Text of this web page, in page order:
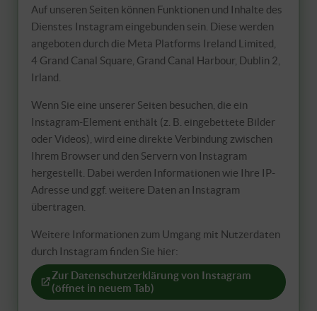
Auf unseren Seiten können Funktionen und Inhalte des
Dienstes Instagram eingebunden sein. Diese werden
angeboten durch die Meta Platforms Ireland Limited,
4 Grand Canal Square, Grand Canal Harbour, Dublin 2,
Irland.
Wenn Sie eine unserer Seiten besuchen, die ein
Instagram-Element enthält (z. B. eingebettete Bilder
oder Videos), wird eine direkte Verbindung zwischen
Ihrem Browser und den Servern von Instagram
hergestellt. Dabei werden Informationen wie Ihre IP-
Adresse und ggf. weitere Daten an Instagram
übertragen.
Weitere Informationen zum Umgang mit Nutzerdaten
durch Instagram finden Sie hier:
Zur Datenschutzerklärung von Instagram
(öffnet in neuem Tab)